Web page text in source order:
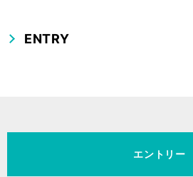
ENTRY
エントリー